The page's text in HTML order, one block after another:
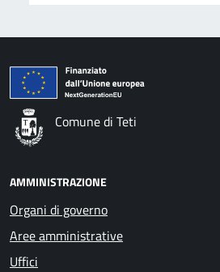
Comune di Teti
AMMINISTRAZIONE
Organi di governo
Aree amministrative
Uffici